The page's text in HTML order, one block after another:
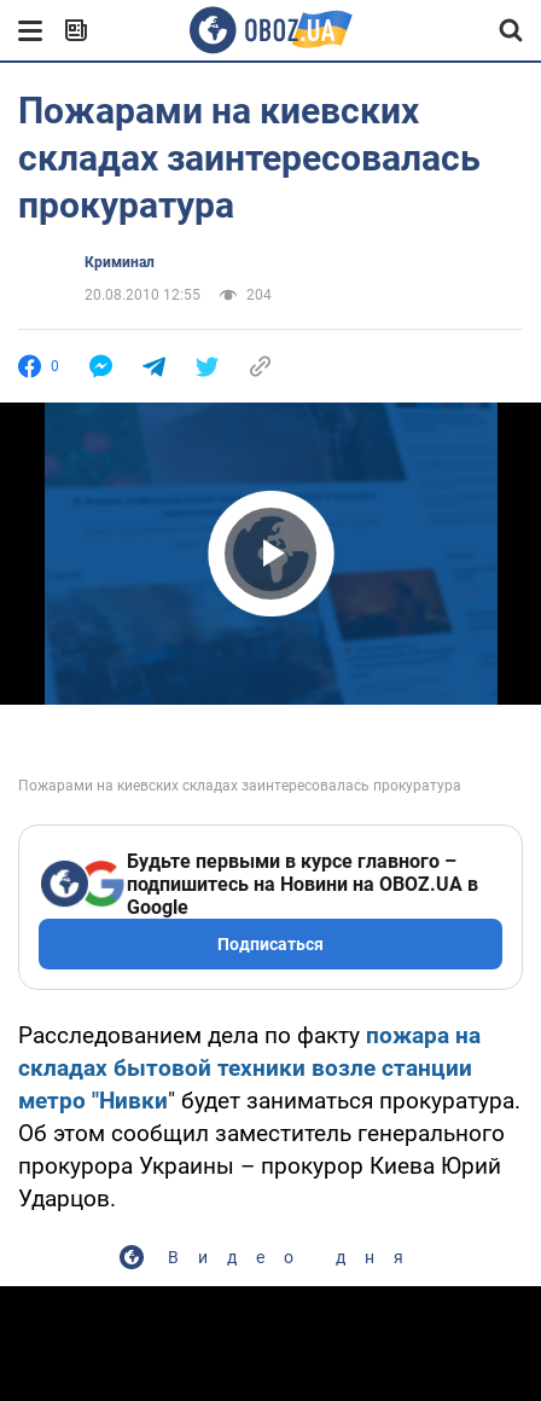
Пожарами на киевских
складах заинтересовалась
прокуратура
Криминал
20.08.2010 12:55
204
0
Play Video
Будьте первыми в курсе главного –
подпишитесь на Новини на OBOZ.UA в
Google
Подписаться
Расследованием дела по факту пожара на
складах бытовой техники возле станции
метро "Нивки" будет заниматься прокуратура.
Об этом сообщил заместитель генерального
прокурора Украины – прокурор Киева Юрий
Ударцов.
Видео дня